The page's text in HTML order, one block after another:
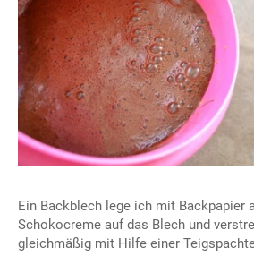
Ein Backblech lege ich mit Backpapier
Schokocreme auf das Blech und
gleichmäßig mit Hilfe einer